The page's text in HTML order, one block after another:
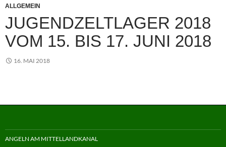
ALLGEMEIN
JUGENDZELTLAGER 2018
VOM 15. BIS 17. JUNI 2018
16. MAI 2018
ANGELN AM MITTELLANDKANAL